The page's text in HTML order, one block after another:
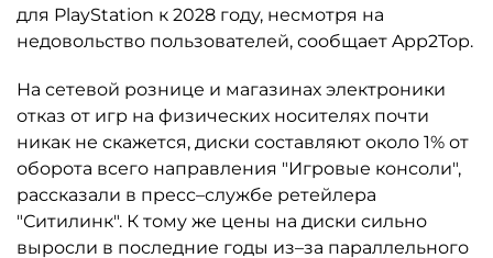
для PlayStation к 2028 году, несмотря на
недовольство пользователей, сообщает App2Top.
На сетевой рознице и магазинах электроники
отказ от игр на физических носителях почти
никак не скажется, диски составляют около 1% от
оборота всего направления "Игровые консоли",
рассказали в пресс–службе ретейлера
"Ситилинк". К тому же цены на диски сильно
выросли в последние годы из–за параллельного